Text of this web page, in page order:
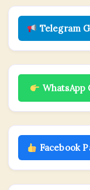
Telegram
WhatsApp
Facebook